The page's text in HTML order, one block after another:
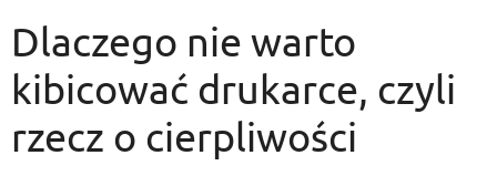
Dlaczego nie warto
kibicować drukarce, czyli
rzecz o cierpliwości